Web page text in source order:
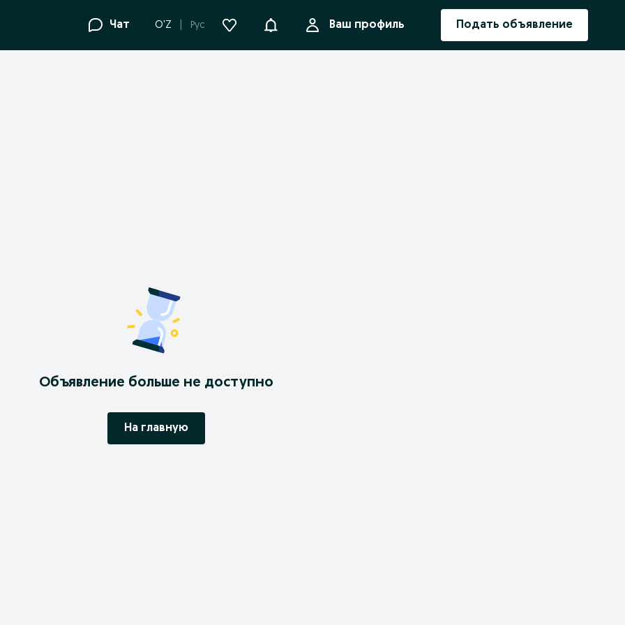
Чат O'Z Рус УведомленияВаш профиль Подать объявление
Объявление больше не доступно
На главную